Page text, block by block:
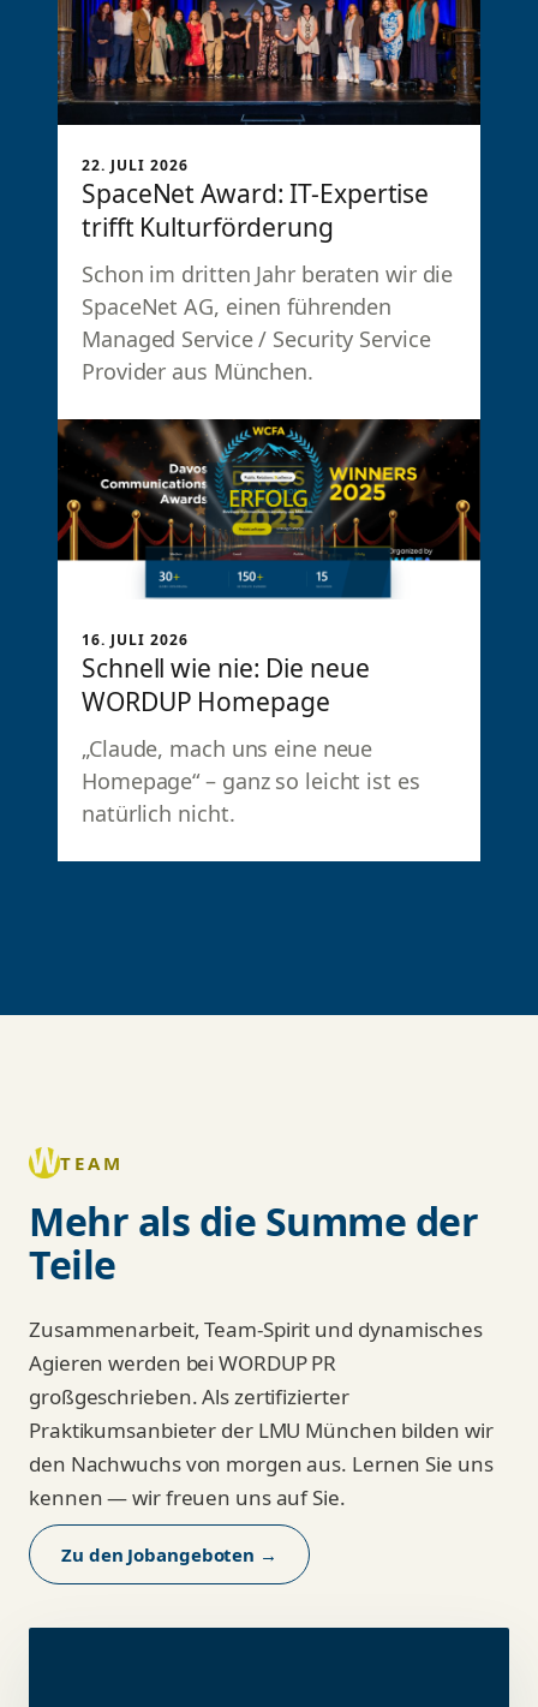
SpaceNet Award: IT-Expertise
trifft Kulturförderung
Schon im dritten Jahr beraten wir die
SpaceNet AG, einen führenden
Managed Service / Security Service
Provider aus München.
Schnell wie nie: Die neue
WORDUP Homepage
„Claude, mach uns eine neue
Homepage“ – ganz so leicht ist es
natürlich nicht.
Mehr als die Summe der
Teile
Agieren werden bei WORDUP PR
großgeschrieben. Als zertifizierter
Praktikumsanbieter der LMU München bilden wir
den Nachwuchs von morgen aus. Lernen Sie uns
kennen — wir freuen uns auf Sie.
Zu den Jobangeboten →